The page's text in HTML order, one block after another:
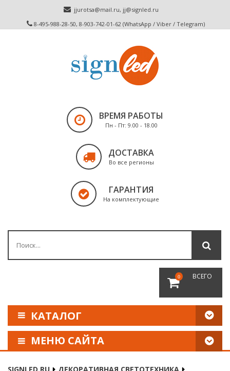
jjurotsa@mail.ru, jj@signled.ru
8-495-988-28-50, 8-903-742-01-62 (WhatsApp / Viber / Telegram)
ВРЕМЯ РАБОТЫ
Пн - Пт: 9.00 - 18.00
ДОСТАВКА
Во все регионы
ГАРАНТИЯ
На комплектующие
0 ВСЕГО
КАТАЛОГ
МЕНЮ САЙТА